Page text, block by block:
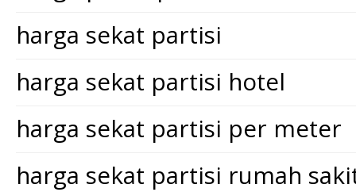
harga sekat partisi
harga sekat partisi hotel
harga sekat partisi per meter
harga sekat partisi rumah